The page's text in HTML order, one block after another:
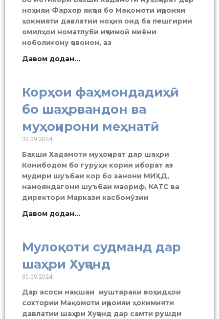
ноҳияи Фархор якҷоя бо Мақомоти иҷроияи
ҳокмияти давлатии ноҳия оид ба пешгирии
омилҳои номатлуби иҷтимоӣ миёни
ноболиғону ҷавонон, аз
Давом додан...
Корҳои фаҳмондадиҳӣ
бо шаҳрвандон ва
муҳоҷирони меҳнатӣ
30.09.2024
Бахши Хадамоти муҳоҷират дар шаҳри
Конибодом бо гурӯҳи кории иборат аз
мудири шуъбаи кор бо занони МИҲД,
намояндагони шуъбаи маориф, КАТС ва
директори Маркази касбомӯзии
Давом додан...
Мулоқоти судманд дар
шаҳри Хуҷанд
30.09.2024
Дар асоси нақшаи муштараки воҳидҳои
сохтории Мақомоти иҷроияи ҳокимияти
давлатии шаҳри Хуҷанд дар самти рушди